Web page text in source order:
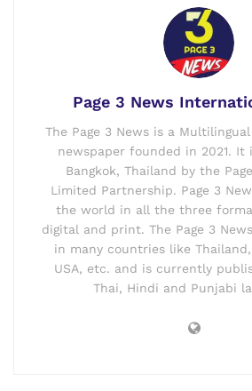
Page 3 News
The Page 3 News is a
newspaper founded in 2021. It
Bangkok, Thailand by the
Limited Partnership. Page 3
the world in all the three
digital and print. The Page 3
in many countries like
USA, etc. and is currently
Thai, Hindi and Punjabi